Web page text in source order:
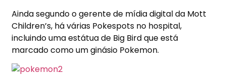
Ainda segundo o gerente de mídia digital da Mott
Children’s, há várias Pokespots no hospital,
incluindo uma estátua de Big Bird que está
marcado como um ginásio Pokemon.